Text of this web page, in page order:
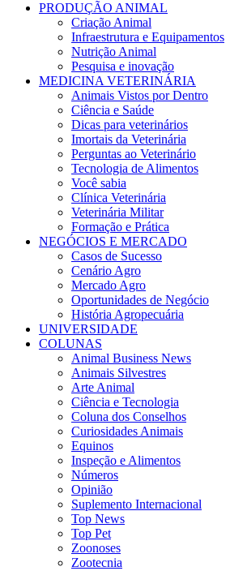
PRODUÇÃO ANIMAL
Criação Animal
Infraestrutura e Equipamentos
Nutrição Animal
Pesquisa e inovação
MEDICINA VETERINÁRIA
Animais Vistos por Dentro
Ciência e Saúde
Dicas para veterinários
Imortais da Veterinária
Perguntas ao Veterinário
Tecnologia de Alimentos
Você sabia
Clínica Veterinária
Veterinária Militar
Formação e Prática
NEGÓCIOS E MERCADO
Casos de Sucesso
Cenário Agro
Mercado Agro
Oportunidades de Negócio
História Agropecuária
UNIVERSIDADE
COLUNAS
Animal Business News
Animais Silvestres
Arte Animal
Ciência e Tecnologia
Coluna dos Conselhos
Curiosidades Animais
Equinos
Inspeção e Alimentos
Números
Opinião
Suplemento Internacional
Top News
Top Pet
Zoonoses
Zootecnia